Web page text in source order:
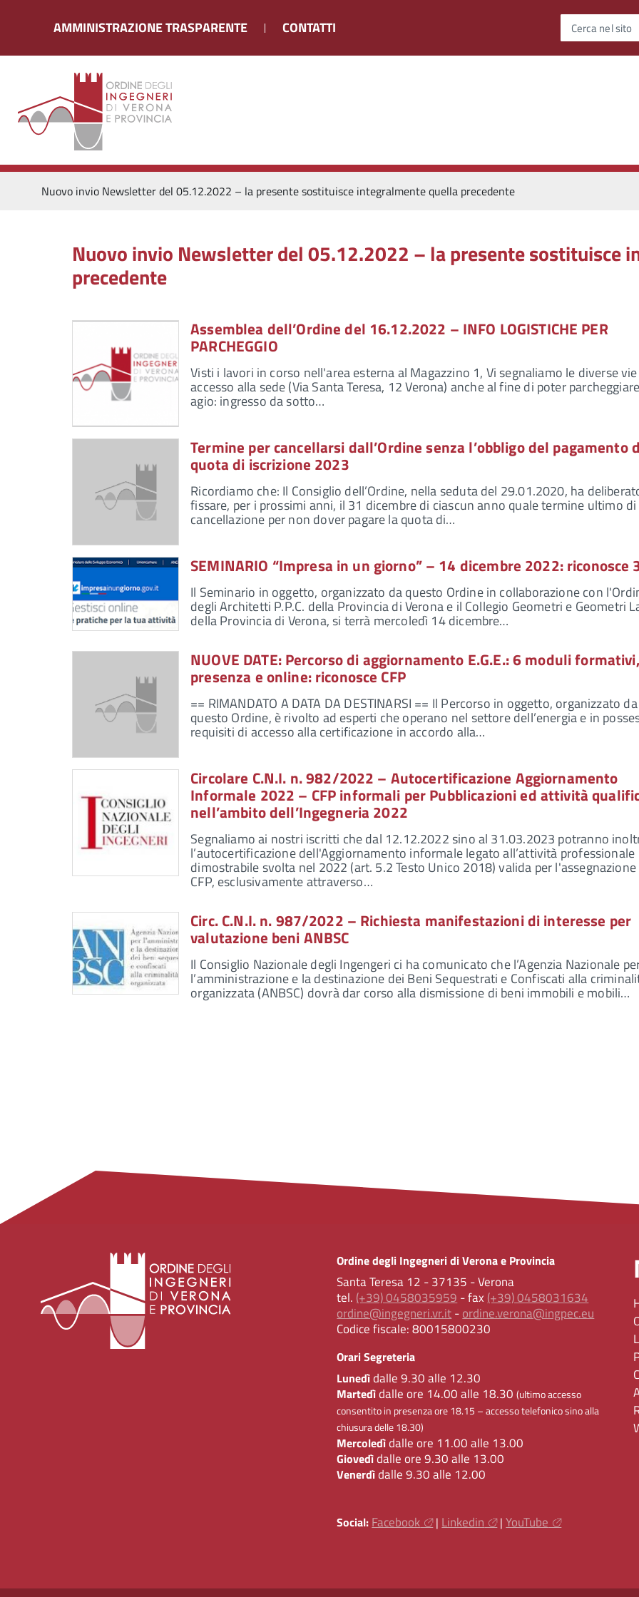
AMMINISTRAZIONE TRASPARENTE CONTATTI Cerca nel sito
Nuovo invio Newsletter del 05.12.2022 – la presente sostituisce integralmente quella precedente
Nuovo invio Newsletter del 05.12.2022 – la presente sostituisce
precedente
Assemblea dell’Ordine del 16.12.2022 – INFO LOGISTICHE PER
PARCHEGGIO
Visti i lavori in corso nell'area esterna al Magazzino 1, Vi segnaliamo le diverse
accesso alla sede (Via Santa Teresa, 12 Verona) anche al fine di poter
agio: ingresso da sotto…
Termine per cancellarsi dall’Ordine senza l’obbligo del pagamento
quota di iscrizione 2023
Ricordiamo che: Il Consiglio dell’Ordine, nella seduta del 29.01.2020, ha
fissare, per i prossimi anni, il 31 dicembre di ciascun anno quale termine ultimo di
cancellazione per non dover pagare la quota di…
SEMINARIO “Impresa in un giorno” – 14 dicembre 2022: riconosce
Il Seminario in oggetto, organizzato da questo Ordine in collaborazione con
degli Architetti P.P.C. della Provincia di Verona e il Collegio Geometri e Geometri
della Provincia di Verona, si terrà mercoledì 14 dicembre…
NUOVE DATE: Percorso di aggiornamento E.G.E.: 6 moduli
presenza e online: riconosce CFP
== RIMANDATO A DATA DA DESTINARSI == Il Percorso in oggetto, organizzato da
questo Ordine, è rivolto ad esperti che operano nel settore dell’energia e in
requisiti di accesso alla certificazione in accordo alla…
Circolare C.N.I. n. 982/2022 – Autocertificazione Aggiornamento
Informale 2022 – CFP informali per Pubblicazioni ed attività
nell’ambito dell’Ingegneria 2022
Segnaliamo ai nostri iscritti che dal 12.12.2022 sino al 31.03.2023 potranno
l’autocertificazione dell'Aggiornamento informale legato all’attività professionale
dimostrabile svolta nel 2022 (art. 5.2 Testo Unico 2018) valida per
CFP, esclusivamente attraverso…
Circ. C.N.I. n. 987/2022 – Richiesta manifestazioni di interesse per
valutazione beni ANBSC
Il Consiglio Nazionale degli Ingengeri ci ha comunicato che l’Agenzia Nazionale
l’amministrazione e la destinazione dei Beni Sequestrati e Confiscati alla
organizzata (ANBSC) dovrà dar corso alla dismissione di beni immobili e mobili…
Ordine degli Ingegneri di Verona e Provincia
Santa Teresa 12 - 37135 - Verona
tel. (+39) 0458035959 - fax (+39) 0458031634
ordine@ingegneri.vr.it-ordine.verona@ingpec.eu
Codice fiscale:80015800230
Orari Segreteria
Lunedìdalle 9.30 alle 12.30
Martedìdalle ore 14.00 alle 18.30(ultimo accesso
consentito in presenza ore 18.15 – accesso telefonico sino alla
chiusura delle 18.30)
Mercoledìdalle ore 11.00 alle 13.00
Giovedìdalle ore 9.30 alle 13.00
Venerdìdalle 9.30 alle 12.00
Social: Facebook | Linkedin |YouTube